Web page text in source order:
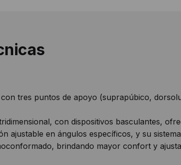
tres puntos de apoyo (suprapúbico,
con dispositivos basculantes,
ajustable en ángulos específicos, y su
brindando mayor confort y